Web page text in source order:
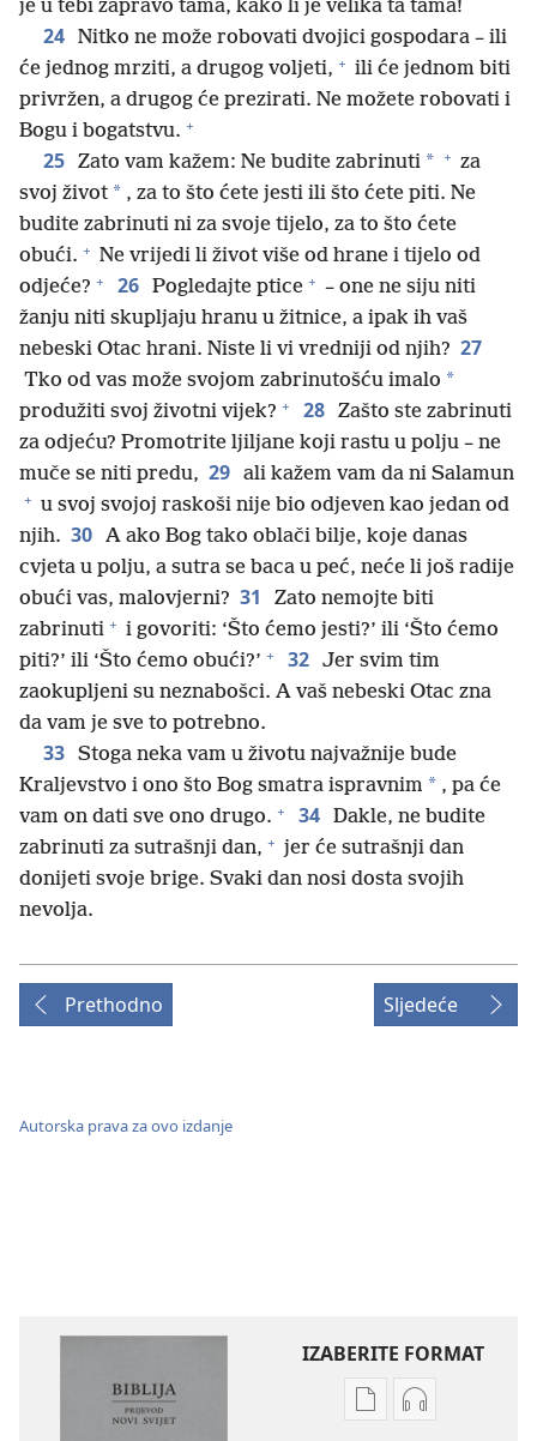
je u tebi zapravo tama, kako li je velika ta tama!
24 Nitko ne može robovati dvojici gospodara – ili
će jednog mrziti, a drugog voljeti, + ili će jednom biti
privržen, a drugog će prezirati. Ne možete robovati i
Bogu i bogatstvu. +
25 Zato vam kažem: Ne budite zabrinuti * + za
svoj život * , za to što ćete jesti ili što ćete piti. Ne
budite zabrinuti ni za svoje tijelo, za to što ćete
obući. + Ne vrijedi li život više od hrane i tijelo od
odjeće? + 26 Pogledajte ptice + – one ne siju niti
žanju niti skupljaju hranu u žitnice, a ipak ih vaš
nebeski Otac hrani. Niste li vi vredniji od njih? 27
Tko od vas može svojom zabrinutošću imalo *
produžiti svoj životni vijek? + 28 Zašto ste zabrinuti
za odjeću? Promotrite ljiljane koji rastu u polju – ne
muče se niti predu, 29 ali kažem vam da ni Salamun
+ u svoj svojoj raskoši nije bio odjeven kao jedan od
njih. 30 A ako Bog tako oblači bilje, koje danas
cvjeta u polju, a sutra se baca u peć, neće li još radije
obući vas, malovjerni? 31
Zato nemojte biti
zabrinuti + i govoriti: ‘Što ćemo jesti?’ ili ‘Što ćemo
piti?’ ili ‘Što ćemo obući?’ + 32 Jer svim tim
zaokupljeni su neznabošci. A vaš nebeski Otac zna
da vam je sve to potrebno.
33 Stoga neka vam u životu najvažnije bude
Kraljevstvo i ono što Bog smatra ispravnim * , pa će
vam on dati sve ono drugo. + 34 Dakle, ne budite
zabrinuti za sutrašnji dan, + jer će sutrašnji dan
donijeti svoje brige. Svaki dan nosi dosta svojih
nevolja.
Prethodno Sljedeće
Autorska prava za ovo izdanje
IZABERITE FORMAT
PostavkePostavke